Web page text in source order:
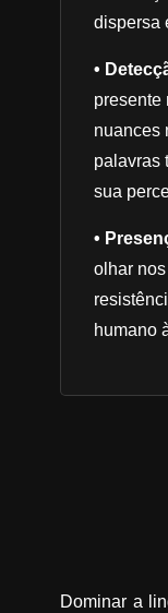
dispersa
•
presente
nuances
palavras
sua
•
olhar
humano
Dominar a